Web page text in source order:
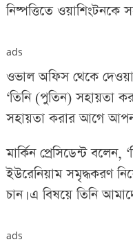
নিষ্পত্তিতে ওয়াশিংটনকে
ads
ওভাল অফিস থেকে
‘তিনি (পুতিন) সহায়তা
সহায়তা করার আগে
মার্কিন প্রেসিডেন্ট
ইউরেনিয়াম সমৃদ্ধকরণ
চান। এ বিষয়ে তিনি
ads